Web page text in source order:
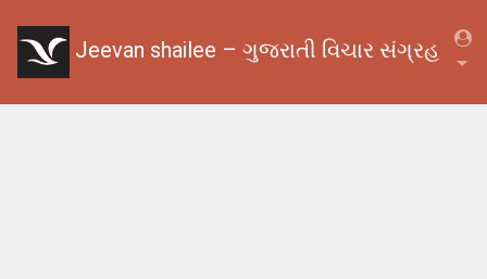
Jeevan shailee – ગુજરાતી વિચાર સંગ્રહ